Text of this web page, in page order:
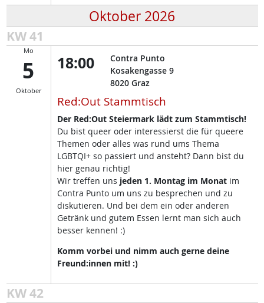
Oktober 2026
KW 41
Mo
5
Oktober
18:00
Contra Punto
Kosakengasse 9
8020 Graz
Red:Out Stammtisch
Der Red:Out Steiermark lädt zum Stammtisch!
Du bist queer oder interessierst die für queere
Themen oder alles was rund ums Thema
LGBTQI+ so passiert und ansteht? Dann bist du
hier genau richtig!
Wir treffen uns jeden 1. Montag im Monatim
Contra Punto um uns zu besprechen und zu
diskutieren. Und bei dem ein oder anderen
Getränk und gutem Essen lernt man sich auch
besser kennen! :)
Komm vorbei und nimm auch gerne deine
Freund:innen mit! :)
KW 42